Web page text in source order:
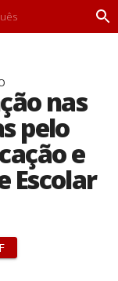
P
nas
pelo
e
Escolar